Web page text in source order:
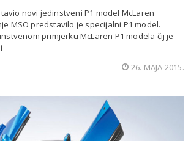
novi jedinstveni P1 model McLaren
MSO predstavilo je specijalni P1 model.
primjerku McLaren P1 modela čij je
26. MAJA 2015.